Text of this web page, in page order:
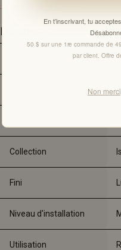
Détails
Collection
Fini
Niveau d'installation
Utilisation
En t’inscrivant, tu
50 $ sur une 1re commande de
par client. Offre
Non